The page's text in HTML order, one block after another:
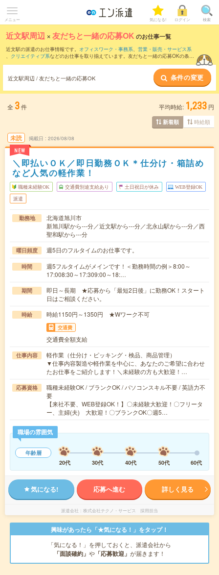
メニュー 気になる! ログイン 検索
近文駅周辺 ×友だちと一緒の応募OK のお仕事一覧
近文駅の派遣のお仕事情報です。 オフィスワーク・事務系、 営業・販売・サービス系
、 クリエイティブ系などのお仕事を取り揃えています。友だちと一緒の応募OKの条件
近文駅周辺 / 友だちと一緒の応募OK 条件の変更
全 3件 平均時給: 1,233 円
新着順 時給順
未読
NEW
掲載日 2026/08/08
＼即払いＯＫ／即日勤務ＯＫ＊仕分け・箱詰め
など人気の軽作業！
職種未経験OK 交通費別途支給あり 土日祝日が休み WEB登録OK
派遣
勤務地
北海道旭川市
新旭川駅から---分／近文駅から---分／北永山駅から---分／西
聖和駅から---分
曜日頻度 週5日のフルタイムのお仕事です。
時間
週5フルタイムがメインです！＜勤務時間の例＞8:00～
17:008:30～17:309:00～18:…
期間
即日～長期 ★応募から「最短2日後」に勤務OK！スタート
日はご相談ください。
時給 時給1150円～1350円 ★Wワーク不可
交通費
交通費全額支給
仕事内容
軽作業（仕分け・ピッキング・検品、商品管理）
▼仕事内容製造や軽作業を中心に、あなたのご希望に合わせ
たお仕事をご紹介します！＼未経験の方も大歓迎！…
応募資格
職種未経験OK / ブランクOK / パソコンスキル不要 / 英語力不
要
【来社不要、WEB登録OK！】〇未経験大歓迎！〇フリータ
ー、主婦(夫) 大歓迎！〇ブランクOK〇週5…
職場の雰囲気
年齢層
20代
30代 40代 50代 60代
気になる! 応募へ進む 詳しく見る
派遣会社 株式会社テクノ・サービス 採用担当
興味があったら「★気になる！」をタップ！
「気になる！」を押しておくと、派遣会社から
「面談確約」 や 「応募歓迎」 が届きます！